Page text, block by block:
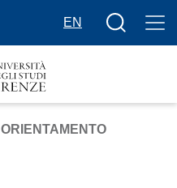
EN
Bottone
ORIENTAMENTO